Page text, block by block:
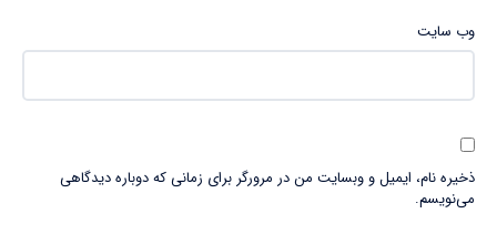
وب‌ سایت
ذخیره نام، ایمیل و وبسایت من در مرورگر برای زمانی که دوباره دیدگاهی
می‌نویسم.